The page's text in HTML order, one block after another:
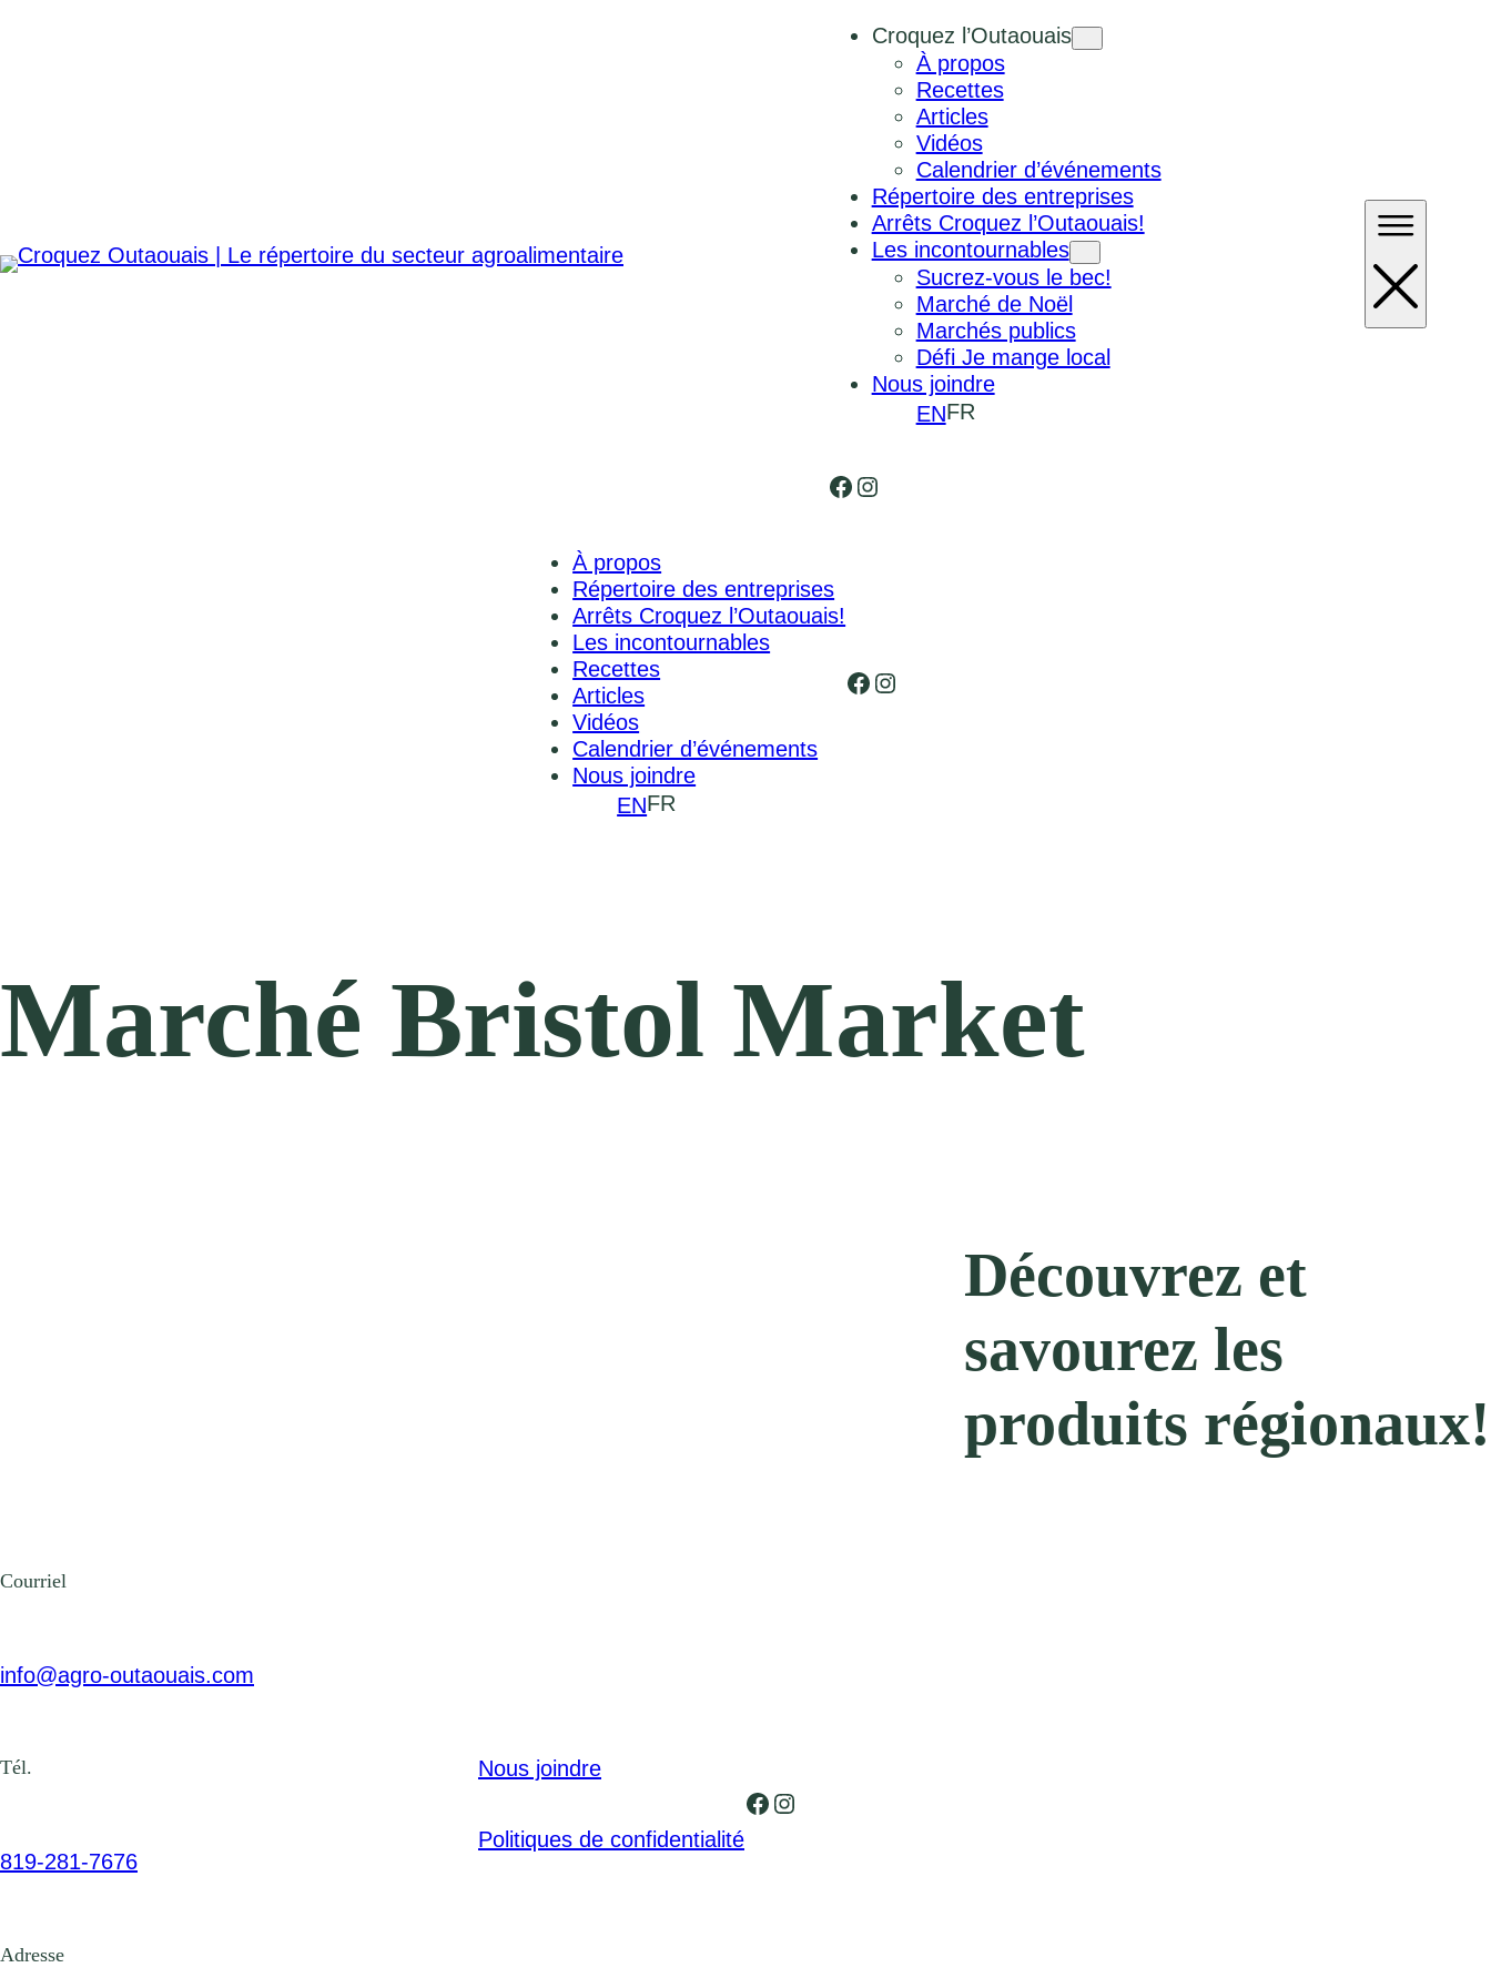
Croquez l’Outaouais
À propos
Recettes
Articles
Vidéos
Calendrier d’événements
Répertoire des entreprises
Arrêts Croquez l’Outaouais!
Les incontournables
Sucrez-vous le bec!
Marché de Noël
Marchés publics
Défi Je mange local
Nous joindre
ENFR
Facebook
Instagram
À propos
Répertoire des entreprises
Arrêts Croquez l’Outaouais!
Les incontournables
Recettes
Articles
Vidéos
Calendrier d’événements
Nous joindre
ENFR
Facebook
Instagram
Marché Bristol Market
Découvrez et
savourez les
produits régionaux!
Courriel
info@agro-outaouais.com
Tél.
819-281-7676
Adresse
Nous joindre
Politiques de confidentialité
Facebook
Instagram